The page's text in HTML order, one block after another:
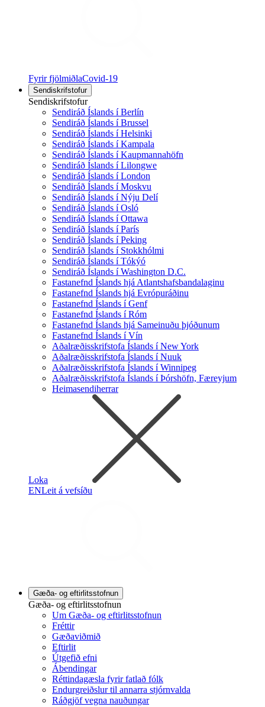
Fyrir fjölmiðlaCovid-19
Sendiskrifstofur
Sendiskrifstofur
Sendiráð Íslands í Berlín
Sendiráð Íslands í Brussel
Sendiráð Íslands í Helsinki
Sendiráð Íslands í Kampala
Sendiráð Íslands í Kaupmannahöfn
Sendiráð Íslands í Lilongwe
Sendiráð Íslands í London
Sendiráð Íslands í Moskvu
Sendiráð Íslands í Nýju Delí
Sendiráð Íslands í Osló
Sendiráð Íslands í Ottawa
Sendiráð Íslands í París
Sendiráð Íslands í Peking
Sendiráð Íslands í Stokkhólmi
Sendiráð Íslands í Tókýó
Sendiráð Íslands í Washington D.C.
Fastanefnd Íslands hjá Atlantshafsbandalaginu
Fastanefnd Íslands hjá Evrópuráðinu
Fastanefnd Íslands í Genf
Fastanefnd Íslands í Róm
Fastanefnd Íslands hjá Sameinuðu þjóðunum
Fastanefnd Íslands í Vín
Aðalræðisskrifstofa Íslands í New York
Aðalræðisskrifstofa Íslands í Nuuk
Aðalræðisskrifstofa Íslands í Winnipeg
Aðalræðisskrifstofa Íslands í Þórshöfn, Færeyjum
Heimasendiherrar
Loka
ENLeit á vefsíðu
Gæða- og eftirlitsstofnun
Gæða- og eftirlitsstofnun
Um Gæða- og eftirlitsstofnun
Fréttir
Gæðaviðmið
Eftirlit
Útgefið efni
Ábendingar
Réttindagæsla fyrir fatlað fólk
Endurgreiðslur til annarra stjórnvalda
Ráðgjöf vegna nauðungar